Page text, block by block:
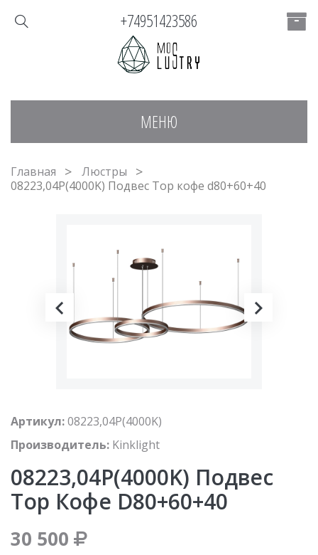
МЕНЮ
+74951423586
Главная
Люстры
08223,04P(4000K) Подвес Тор кофе d80+60+40
Артикул:08223,04P(4000K)
Производитель: Kinklight
08223,04P(4000K) Подвес
Тор Кофе D80+60+40
30 500